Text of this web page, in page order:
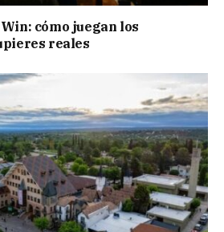
cómo juegan los
reales